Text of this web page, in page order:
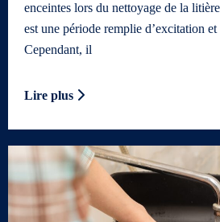
enceintes lors du nettoyage de la
est une période remplie d’excitation et
Cependant, il
Lire plus